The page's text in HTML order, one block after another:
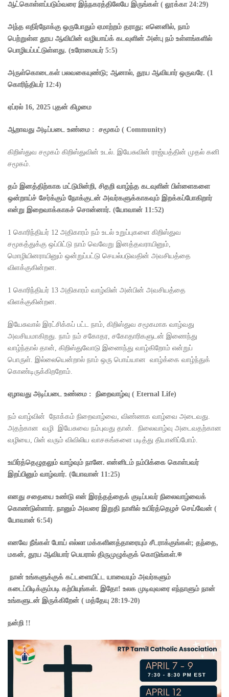
ஆட்கொள்ளப்படும்வரை இந்நகரத்திலேயே இருங்கள்( லூக்கா24:29)
அந்த எதிர்நோக்கு ஒருபோதும் ஏமாற்றம் தராது; எனெனில், நாம்
பெற்றுள்ள தூய ஆவியின் வழியாய்க் கடவுளின் அன்பு நம் உள்ளங்களில்
பொழியப்பட்டுள்ளது. (உரோமையர் 5:5)
அருள்கொடைகள் பலவகையுண்டு; ஆனால், தூய ஆவியார் ஒருவரே. (1
கொரிந்தியர் 12:4)
ஏப்ரல் 16, 2025 புதன் கிழமை
ஆறாவது அடிப்படை உண்மை : சமூகம் ( Community)
கிறிஸ்துவ சமூகம் கிறிஸ்துவின் உடல். இயேசுவின் ராஜ்யத்தின் முதல் கனி
சமூகம்.
தம் இனத்திற்காக மட்டுமின்றி, சிதறி வாழ்ந்த கடவுளின் பிள்ளைகளை
ஒன்றாய்ச் சேர்க்கும் நோக்குடன் அவர்களுக்காகவும் இறக்கப்போகிறார்
என்று இறைவாக்காகச் சொன்னார். (யோவான் 11:52)
1 கொரிந்தியர் 12 அதிகாரம் நம் உடல் உறுப்புகளை கிறிஸ்துவ
சமூகத்துக்கு ஒப்பிட்டு நாம் வெவேறு இனத்தவராயினும்,
மொழியினராயினும் ஒன்றுப்பட்டு செயல்படுவதின் அவசியத்தை
விளக்குகின்றன.
1 கொரிந்தியர் 13 அதிகாரம் வாழ்வின் அன்பின் அவசியத்தை
விளக்குகின்றன.
இயேசுவால் இரட்சிக்கப் பட்ட நாம், கிறிஸ்துவ சமூகமாக வாழ்வது
அவசியமாகிறது. நாம் நம் சகோதர, சகோதாரிகளுடன் இணைந்து
வாழ்ந்தால் தான், கிறிஸ்துவோடு இணைந்து வாழ்கிறோம் என்றுப்
பொருள். இல்லையென்றால் நாம் ஒரு பொய்யான வாழ்க்கை வாழ்ந்துக்
கொண்டிருக்கிறறோம்.
ஏழாவது அடிப்படை உண்மை : நிறைவாழ்வு ( Eternal Life)
நம் வாழ்வின் நோக்கம் நிறைவாழ்வை, விண்ணக வாழ்வை அடைவது.
அதற்கான வழி இயேசுவை நம்புவது தான். நிலைவாழ்வு அடைவதற்கான
வழியை, பின் வரும் விவிலிய வாசகங்களை படித்து தியானிப்போம்.
உயிர்த்தெழுதலும் வாழ்வும் நானே. என்னிடம் நம்பிக்கை கொள்பவர்
இறப்பினும் வாழ்வார். (யோவான் 11:25)
எனது சதையை உண்டு என் இரத்தத்தைக் குடிப்பவர் நிலைவாழ்வைக்
கொண்டுள்ளார். நானும் அவரை இறுதி நாளில் உயிர்த்தெழச் செய்வேன் (
யோவான் 6:54)
எனவே நீங்கள் போய் எல்லா மக்களினத்தாரையும் சீடராக்குங்கள்; தந்தை,
மகன், தூய ஆவியார் பெயரால் திருமுழுக்குக் கொடுங்கள்.✠
நான் உங்களுக்குக் கட்டளையிட்ட யாவையும் அவர்களும்
கடைப்பிடிக்கும்படி கற்பியுங்கள். இதோ! உலக முடிவுவரை எந்நாளும் நான்
உங்களுடன் இருக்கிறேன் ( மத்தேயு 28:19-20)
நன்றி !!